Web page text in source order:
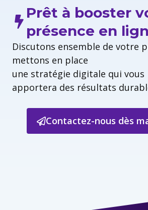
Prêt à booster
présence en
Discutons ensemble de votre
mettons en place
une stratégie digitale qui vous
apportera des résultats
Contactez-nous dès